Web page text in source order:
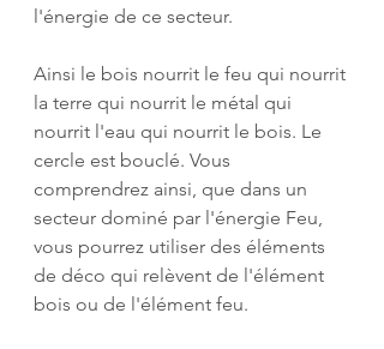
l'énergie de ce secteur.
Ainsi le bois nourrit le feu qui nourrit
la terre qui nourrit le métal qui
nourrit l'eau qui nourrit le bois. Le
cercle est bouclé. Vous
comprendrez ainsi, que dans un
secteur dominé par l'énergie Feu,
vous pourrez utiliser des éléments
de déco qui relèvent de l'élément
bois ou de l'élément feu.